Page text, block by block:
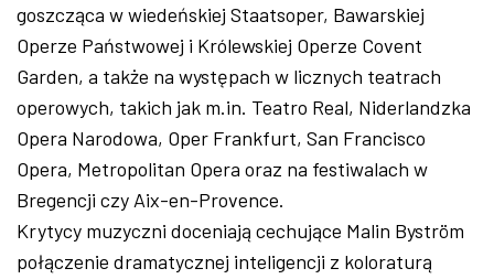
goszcząca w wiedeńskiej Staatsoper, Bawarskiej
Operze Państwowej i Królewskiej Operze Covent
Garden, a także na występach w licznych teatrach
operowych, takich jak m.in. Teatro Real, Niderlandzka
Opera Narodowa, Oper Frankfurt, San Francisco
Opera, Metropolitan Opera oraz na festiwalach w
Bregencji czy Aix-en-Provence.
Krytycy muzyczni doceniają cechujące Malin Byström
połączenie dramatycznej inteligencji z koloraturą